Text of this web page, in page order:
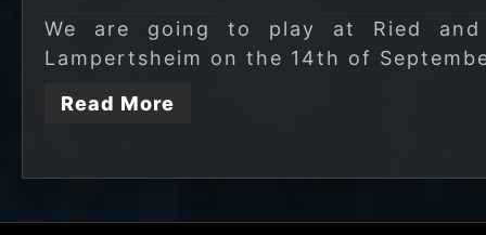
We are going to play at Ried and
Lampertsheim on the 14th of
Read More